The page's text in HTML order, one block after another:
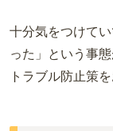
十分気をつけて
った」という事
トラブル防止策